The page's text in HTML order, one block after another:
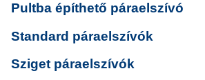
Pultba építhető páraelszívó
Standard páraelszívók
Sziget páraelszívók